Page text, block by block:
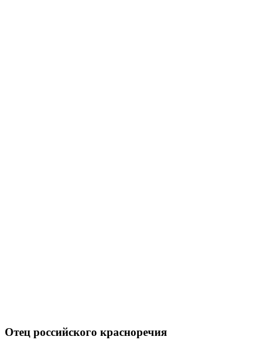
Отец российского красноречия